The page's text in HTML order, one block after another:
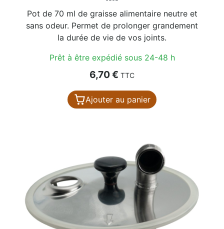
Pot de 70 ml de graisse alimentaire neutre et
sans odeur. Permet de prolonger grandement
la durée de vie de vos joints.
Prêt à être expédié sous 24-48 h
Prix
6,70 € TTC
Ajouter au panier